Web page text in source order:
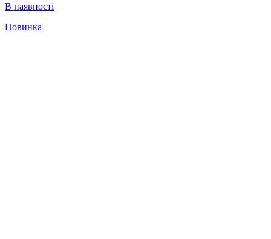
В наявності
Новинка